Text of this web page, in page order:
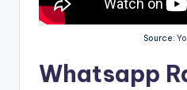
Source:
Whatsapp